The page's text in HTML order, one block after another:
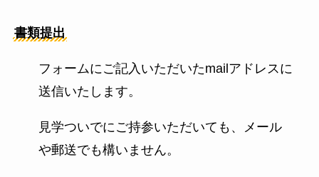
書類提出
フォームにご記入いただいたmailアドレスに
送信いたします。
見学ついでにご持参いただいても、メール
や郵送でも構いません。